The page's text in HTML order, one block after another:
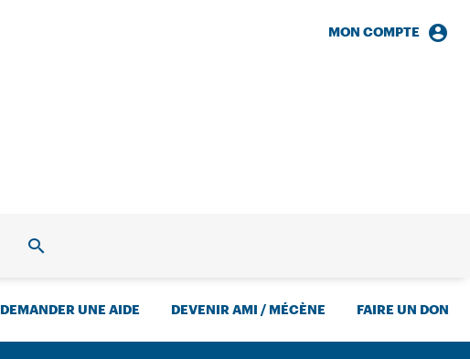
MON COMPTE
RECHERCHE
DEMANDER UNE AIDE DEVENIR AMI / MÉCÈNE FAIRE UN DON